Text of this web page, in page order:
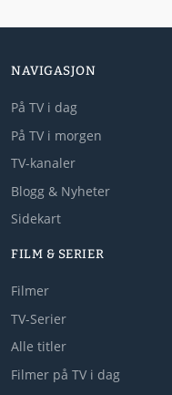
NAVIGASJON
På TV i dag
På TV i morgen
TV-kanaler
Blogg & Nyheter
Sidekart
FILM & SERIER
Filmer
TV-Serier
Alle titler
Filmer på TV i dag